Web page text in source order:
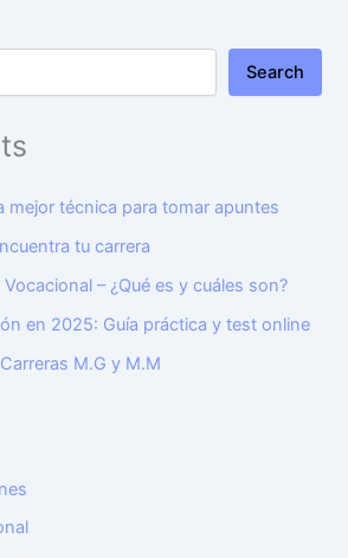
Search
mejor técnica para tomar apuntes
tu carrera
– ¿Qué es y cuáles son?
en 2025: Guía práctica y test online
M.G y M.M